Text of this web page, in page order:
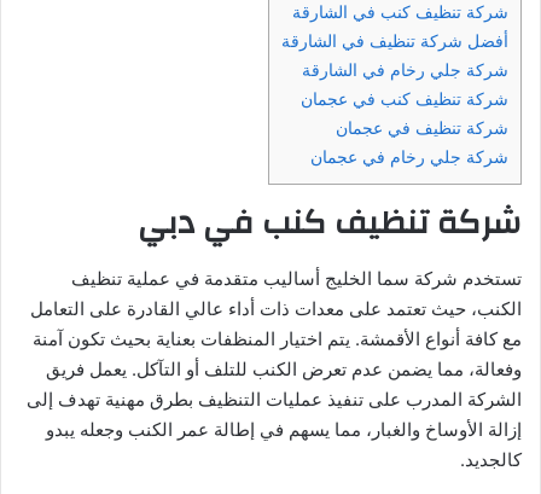
شركة تنظيف كنب في الشارقة
أفضل شركة تنظيف في الشارقة
شركة جلي رخام في الشارقة
شركة تنظيف كنب في عجمان
شركة تنظيف في عجمان
شركة جلي رخام في عجمان
شركة تنظيف كنب في دبي
تستخدم شركة سما الخليج أساليب متقدمة في عملية تنظيف
الكنب، حيث تعتمد على معدات ذات أداء عالي القادرة على التعامل
مع كافة أنواع الأقمشة. يتم اختيار المنظفات بعناية بحيث تكون آمنة
وفعالة، مما يضمن عدم تعرض الكنب للتلف أو التآكل. يعمل فريق
الشركة المدرب على تنفيذ عمليات التنظيف بطرق مهنية تهدف إلى
إزالة الأوساخ والغبار، مما يسهم في إطالة عمر الكنب وجعله يبدو
كالجديد.